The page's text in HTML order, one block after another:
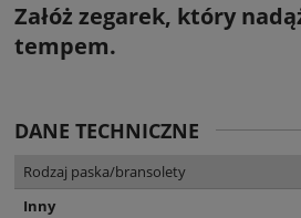
Załóż zegarek, który
tempem.
DANE TECHNICZNE
Rodzaj paska/bransolety
Inny